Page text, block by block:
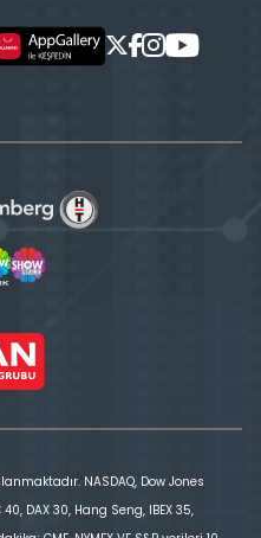
NASDAQ, Dow Jones
DAX 30, Hang Seng, IBEX 35,